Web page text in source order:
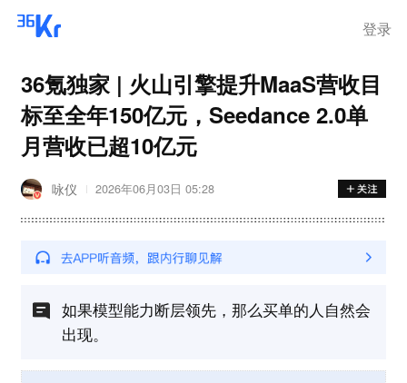
登录
36氪独家 | 火山引擎提升MaaS营收目
标至全年150亿元，Seedance 2.0单
月营收已超10亿元
咏仪 2026年06月03日 05:28
如果模型能力断层领先，那么买单的人自然会
出现。